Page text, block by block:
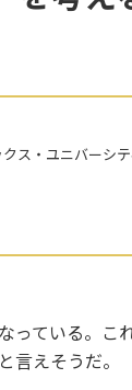
ス・ユニバーシテ
っている。こ
言えそうだ。